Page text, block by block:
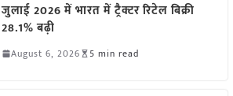
जुलाई 2026 में भारत में ट्रैक्टर रिटेल बिक्री
28.1% बढ़ी
August 6, 2026 5 min read